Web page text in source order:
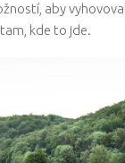
aby
kde to jde.